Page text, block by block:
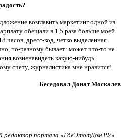
возглавить маркетинг одной из
обещали в 1,5 раза больше моей.
часов, дресс-код, четко выделенная
по-разному бывает: может что-то не
возненавидеть какую-нибудь
счету, журналистика мне нравится!
Беседовал Донат Москалев
редактор портала «ГдеЭтотДом.РУ».